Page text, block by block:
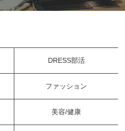
DRESS部活
ファッション
美容/健康